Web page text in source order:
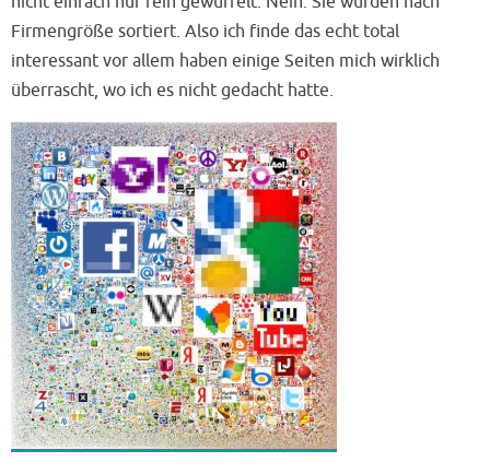
Firmengröße sortiert. Also ich finde das echt total
interessant vor allem haben einige Seiten mich wirklich
überrascht, wo ich es nicht gedacht hatte.